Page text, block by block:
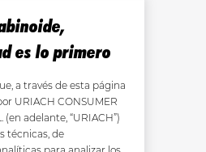
es lo primero
a través de esta página
URIACH CONSUMER
(en adelante, “URIACH”)
técnicas, de
para analizar los